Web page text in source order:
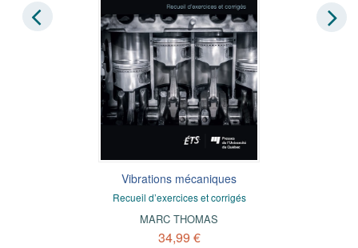
Vibrations mécaniques
Recueil d’exercices et corrigés
MARC THOMAS
34,99 €